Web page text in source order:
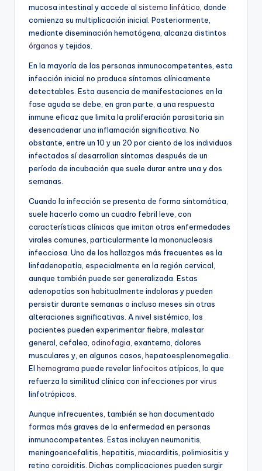
mucosa intestinal y accede al sistema linfático, donde
comienza su multiplicación inicial. Posteriormente,
mediante diseminación hematógena, alcanza distintos
órganos y tejidos.
En la mayoría de las personas inmunocompetentes, esta
infección inicial no produce síntomas clínicamente
detectables. Esta ausencia de manifestaciones en la
fase aguda se debe, en gran parte, a una respuesta
inmune eficaz que limita la proliferación parasitaria sin
desencadenar una inflamación significativa. No
obstante, entre un 10 y un 20 por ciento de los individuos
infectados sí desarrollan síntomas después de un
período de incubación que suele durar entre una y dos
semanas.
Cuando la infección se presenta de forma sintomática,
suele hacerlo como un cuadro febril leve, con
características clínicas que imitan otras enfermedades
virales comunes, particularmente la mononucleosis
infecciosa. Uno de los hallazgos más frecuentes es la
linfadenopatía, especialmente en la región cervical,
aunque también puede ser generalizada. Estas
adenopatías son habitualmente indoloras y pueden
persistir durante semanas o incluso meses sin otras
alteraciones significativas. A nivel sistémico, los
pacientes pueden experimentar fiebre, malestar
general, cefalea, odinofagia, exantema, dolores
musculares y, en algunos casos, hepatoesplenomegalia.
El hemograma puede revelarlinfocitos atípicos, lo que
refuerza la similitud clínica con infecciones porvirus
linfotrópicos.
Aunque infrecuentes, también se han documentado
formas más graves de la enfermedad en personas
inmunocompetentes. Estas incluyen neumonitis,
meningoencefalitis, hepatitis, miocarditis, polimiositis y
retino coroiditis. Dichas complicaciones pueden surgir